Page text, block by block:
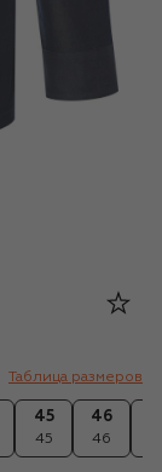
Таблица размеров
45
45
46
46